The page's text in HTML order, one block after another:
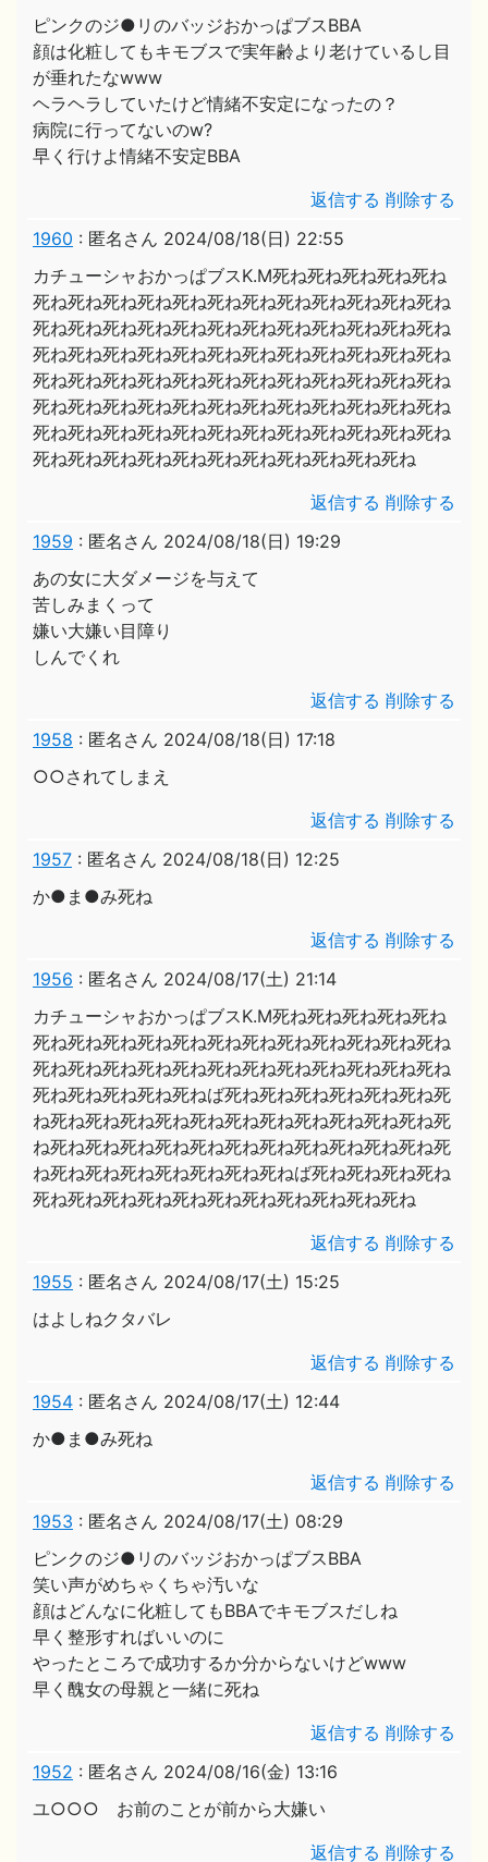
ピンクのジ●リのバッジおかっぱブスBBA
顔は化粧してもキモブスで実年齢より老けているし目
が垂れたなwww
ヘラヘラしていたけど情緒不安定になったの？
病院に行ってないのw?
早く行けよ情緒不安定BBA
返信する 削除する
1960 : 匿名さん 2024/08/18(日) 22:55
カチューシャおかっぱブスK.M死ね死ね死ね死ね死ね
死ね死ね死ね死ね死ね死ね死ね死ね死ね死ね死ね死ね
死ね死ね死ね死ね死ね死ね死ね死ね死ね死ね死ね死ね
死ね死ね死ね死ね死ね死ね死ね死ね死ね死ね死ね死ね
死ね死ね死ね死ね死ね死ね死ね死ね死ね死ね死ね死ね
死ね死ね死ね死ね死ね死ね死ね死ね死ね死ね死ね死ね
死ね死ね死ね死ね死ね死ね死ね死ね死ね死ね死ね死ね
死ね死ね死ね死ね死ね死ね死ね死ね死ね死ね死ね
返信する 削除する
1959 : 匿名さん 2024/08/18(日) 19:29
あの女に大ダメージを与えて
苦しみまくって
嫌い大嫌い目障り
しんでくれ
返信する 削除する
1958 : 匿名さん 2024/08/18(日) 17:18
○○されてしまえ
返信する 削除する
1957 : 匿名さん 2024/08/18(日) 12:25
か●ま●み死ね
返信する 削除する
1956 : 匿名さん 2024/08/17(土) 21:14
カチューシャおかっぱブスK.M死ね死ね死ね死ね死ね
死ね死ね死ね死ね死ね死ね死ね死ね死ね死ね死ね死ね
死ね死ね死ね死ね死ね死ね死ね死ね死ね死ね死ね死ね
死ね死ね死ね死ね死ねば死ね死ね死ね死ね死ね死ね死
ね死ね死ね死ね死ね死ね死ね死ね死ね死ね死ね死ね死
ね死ね死ね死ね死ね死ね死ね死ね死ね死ね死ね死ね死
ね死ね死ね死ね死ね死ね死ね死ねば死ね死ね死ね死ね
死ね死ね死ね死ね死ね死ね死ね死ね死ね死ね死ね
返信する 削除する
1955 : 匿名さん 2024/08/17(土) 15:25
はよしねクタバレ
返信する 削除する
1954 : 匿名さん 2024/08/17(土) 12:44
か●ま●み死ね
返信する 削除する
1953 : 匿名さん 2024/08/17(土) 08:29
ピンクのジ●リのバッジおかっぱブスBBA
笑い声がめちゃくちゃ汚いな
顔はどんなに化粧してもBBAでキモブスだしね
早く整形すればいいのに
やったところで成功するか分からないけどwww
早く醜女の母親と一緒に死ね
返信する 削除する
1952 : 匿名さん 2024/08/16(金) 13:16
ユ○○○ お前のことが前から大嫌い
返信する 削除する